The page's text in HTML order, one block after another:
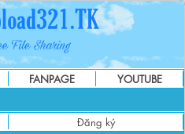
FANPAGE
YOUTUBE
Đăng ký